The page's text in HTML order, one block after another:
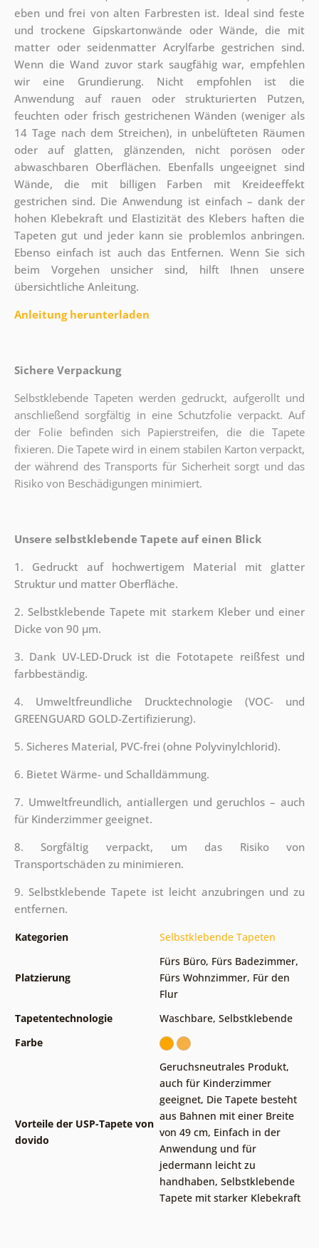
eben und frei von alten Farbresten ist. Ideal sind feste
und trockene Gipskartonwände oder Wände, die mit
matter oder seidenmatter Acrylfarbe gestrichen sind.
Wenn die Wand zuvor stark saugfähig war, empfehlen
wir eine Grundierung. Nicht empfohlen ist die
Anwendung auf rauen oder strukturierten Putzen,
feuchten oder frisch gestrichenen Wänden (weniger als
14 Tage nach dem Streichen), in unbelüfteten Räumen
oder auf glatten, glänzenden, nicht porösen oder
abwaschbaren Oberflächen. Ebenfalls ungeeignet sind
Wände, die mit billigen Farben mit Kreideeffekt
gestrichen sind. Die Anwendung ist einfach – dank der
hohen Klebekraft und Elastizität des Klebers haften die
Tapeten gut und jeder kann sie problemlos anbringen.
Ebenso einfach ist auch das Entfernen. Wenn Sie sich
beim Vorgehen unsicher sind, hilft Ihnen unsere
übersichtliche Anleitung.
Anleitung herunterladen
Sichere Verpackung
Selbstklebende Tapeten werden gedruckt, aufgerollt und
anschließend sorgfältig in eine Schutzfolie verpackt. Auf
der Folie befinden sich Papierstreifen, die die Tapete
fixieren. Die Tapete wird in einem stabilen Karton verpackt,
der während des Transports für Sicherheit sorgt und das
Risiko von Beschädigungen minimiert.
Unsere selbstklebende Tapete auf einen Blick
1. Gedruckt auf hochwertigem Material mit glatter
Struktur und matter Oberfläche.
2. Selbstklebende Tapete mit starkem Kleber und einer
Dicke von 90 µm.
3. Dank UV-LED-Druck ist die Fototapete reißfest und
farbbeständig.
4. Umweltfreundliche Drucktechnologie (VOC- und
GREENGUARD GOLD-Zertifizierung).
5. Sicheres Material, PVC-frei (ohne Polyvinylchlorid).
6. Bietet Wärme- und Schalldämmung.
7. Umweltfreundlich, antiallergen und geruchlos – auch
für Kinderzimmer geeignet.
8. Sorgfältig verpackt, um das Risiko von
Transportschäden zu minimieren.
9. Selbstklebende Tapete ist leicht anzubringen und zu
entfernen.
Kategorien Selbstklebende Tapeten
Platzierung
Fürs Büro, Fürs Badezimmer,
Fürs Wohnzimmer, Für den
Flur
Tapetentechnologie
Waschbare, Selbstklebende
Farbe
Vorteile der USP-Tapete von
dovido
Geruchsneutrales Produkt,
auch für Kinderzimmer
geeignet, Die Tapete besteht
aus Bahnen mit einer Breite
von 49 cm, Einfach in der
Anwendung und für
jedermann leicht zu
handhaben, Selbstklebende
Tapete mit starker Klebekraft